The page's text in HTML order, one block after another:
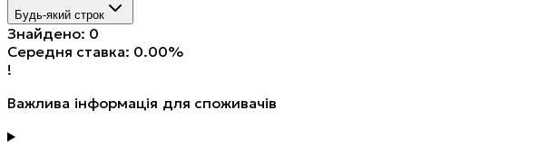
Будь-який строк
Знайдено: 0
Середня ставка: 0.00%
!
Важлива інформація для споживачів